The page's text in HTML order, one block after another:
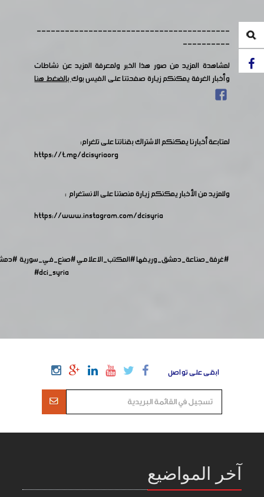
-----------------------------------------
----------
لمشاهدة المزيد من صور هذا الخبر ولمعرفة المزيد عن نشاطات
وأخبار الغرفة يمكنكم زيارة صفحتنا على الفيس بوكبالضغط هنا
لمتابعة أخبارنا يمكنكم الاشتراك بقناتنا على تلغرام:
https://t.me/dcisyriaorg
وللمزيد من الأخبار يمكنكم زيارة منصتنا على الانستغرام :
https://www.instagram.com/dcisyria​
#غرفة_صناعة_دمشق_وريفها#المكتب_الاعلامي#صنع_في_سورية
#dci_syria
ابقى على تواصل
آخر المواضيع